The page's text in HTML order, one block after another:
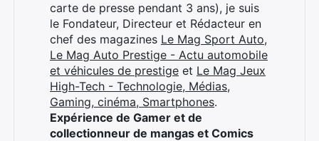
carte de presse pendant 3 ans), je suis
le Fondateur, Directeur et Rédacteur en
chef des magazines Le Mag Sport Auto,
Le Mag Auto Prestige - Actu automobile
et véhicules de prestige et Le Mag Jeux
High-Tech - Technologie, Médias,
Gaming, cinéma, Smartphones.
Expérience de Gamer et de
collectionneur de mangas et Comics